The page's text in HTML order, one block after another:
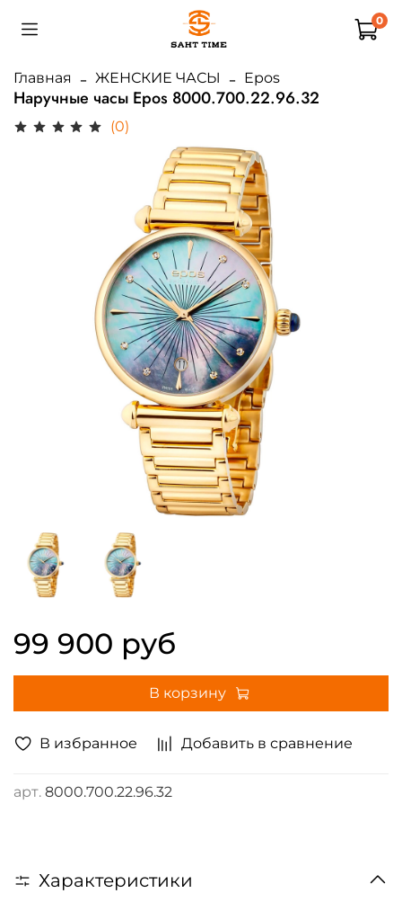
0
Главная ЖЕНСКИЕ ЧАСЫ Epos
Наручные часы Epos 8000.700.22.96.32
(0)
В избранное Добавить в сравнение
арт. 8000.700.22.96.32
99 900 руб
В корзину
Характеристики